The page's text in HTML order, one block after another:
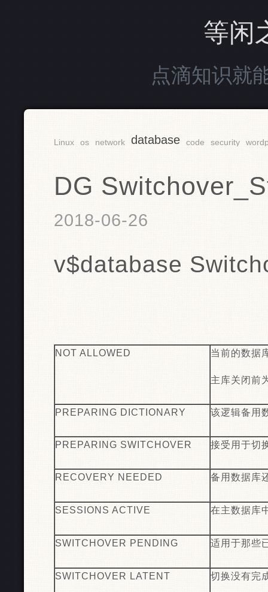
等闲
点滴知识就
Linux os network database code security
DG
2018-06-26
v$database
NOT ALLOWED 当前的数据
主库关闭前
PREPARING DICTIONARY 该逻辑备用
PREPARING SWITCHOVER 接受用于切
RECOVERY NEEDED 备用数据库
SESSIONS ACTIVE 在主数据库
SWITCHOVER PENDING 适用于那些
SWITCHOVER LATENT 切换没有完